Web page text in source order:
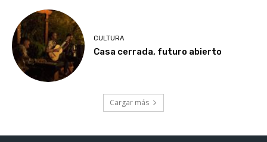
CULTURA
Casa cerrada, futuro abierto
Cargar más